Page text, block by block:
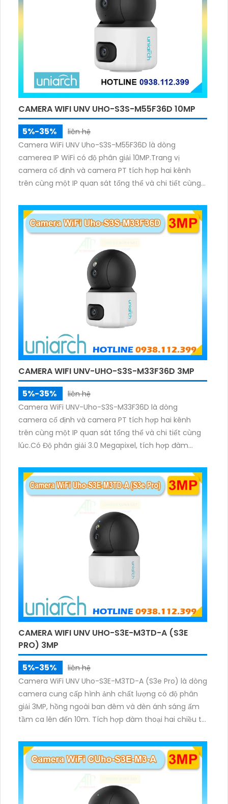
CAMERA WIFI UNV UHO-S3S-M55F36D 10MP
5%-35%
liên hệ
Camera WiFi UNV Uho-S3S-M55F36D là dòng
camerea IP WiFi có độ phân giải 10MP.Trang vị
camera cố định và camera PT tích hợp hai kênh
trên cùng một IP quan sát tổng thể và chi tiết cùng
ánh sáng. Kết hợp hồng ngoại và đèn ấm cho hình
ảnh có màu trong nhiều điều kiện khác nhau trong
phạm vi 3m.
CAMERA WIFI UNV-UHO-S3S-M33F36D 3MP
5%-35%
liên hệ
Camera WiFi UNV-Uho-S3S-M33F36D là dòng
camera cố định và camera PT tích hợp hai kênh
trên cùng một IP quan sát tổng thể và chi tiết cùng
lúc.Có Độ phân giải 3.0 Megapixel, tích hợp đàm
sáng ấm lên đến 10m.
CAMERA WIFI UNV UHO-S3E-M3TD-A (S3E
PRO) 3MP
5%-35%
liên hệ
Camera WiFi UNV Uho-S3E-M3TD-A (S3e Pro) là dòng
camera cung cấp hình ảnh chất lượng có độ phân
giải 3MP, hồng ngoài ban đêm và đèn ánh sáng ấm
tầm ca lên đến 10m. Tích hợp đàm thoại hai chiều to